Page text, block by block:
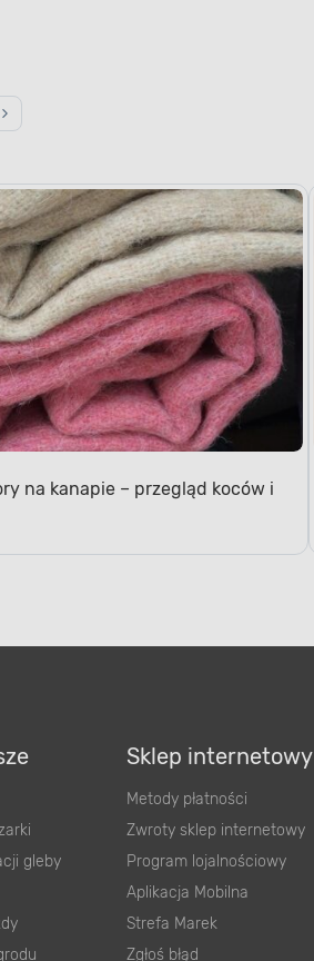
na kanapie – przegląd koców i
gleby
Sklep internetowy
Metody płatności
Zwroty sklep internetowy
Program lojalnościowy
Aplikacja Mobilna
Strefa Marek
Zgłoś błąd